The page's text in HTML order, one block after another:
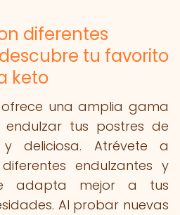
diferentes
tu favorito
keto
una amplia gama
tus postres de
deliciosa. Atrévete a
endulzantes y
adapta mejor a tus
Al probar nuevas